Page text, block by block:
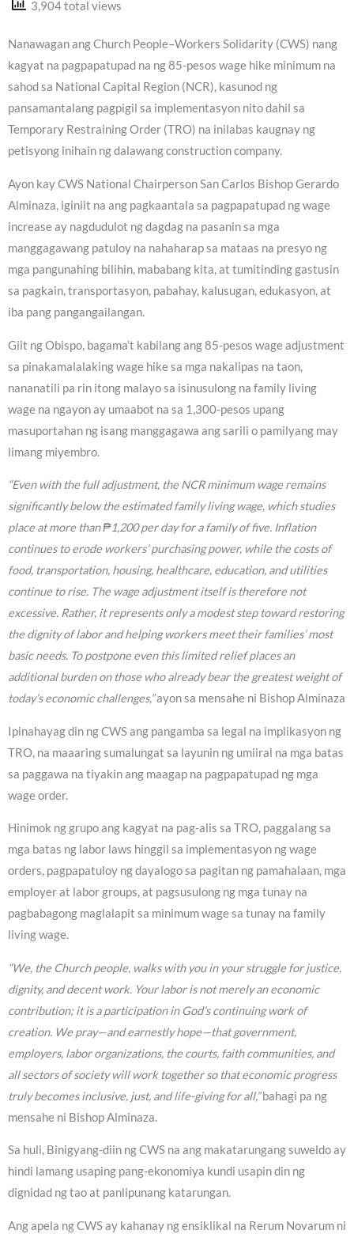
3,904 total views
Nanawagan ang Church People–Workers Solidarity (CWS) nang
kagyat na pagpapatupad na ng 85-pesos wage hike minimum na
sahod sa National Capital Region (NCR), kasunod ng
pansamantalang pagpigil sa implementasyon nito dahil sa
Temporary Restraining Order (TRO) na inilabas kaugnay ng
petisyong inihain ng dalawang construction company.
Ayon kay CWS National Chairperson San Carlos Bishop Gerardo
Alminaza, iginiit na ang pagkaantala sa pagpapatupad ng wage
increase ay nagdudulot ng dagdag na pasanin sa mga
manggagawang patuloy na nahaharap sa mataas na presyo ng
mga pangunahing bilihin, mababang kita, at tumitinding gastusin
sa pagkain, transportasyon, pabahay, kalusugan, edukasyon, at
iba pang pangangailangan.
Giit ng Obispo, bagama’t kabilang ang 85-pesos wage adjustment
sa pinakamalalaking wage hike sa mga nakalipas na taon,
nananatili pa rin itong malayo sa isinusulong na family living
wage na ngayon ay umaabot na sa 1,300-pesos upang
masuportahan ng isang manggagawa ang sarili o pamilyang may
limang miyembro.
“Even with the full adjustment, the NCR minimum wage remains
significantly below the estimated family living wage, which studies
place at more than ₱1,200 per day for a family of five. Inflation
continues to erode workers’ purchasing power, while the costs of
food, transportation, housing, healthcare, education, and utilities
continue to rise. The wage adjustment itself is therefore not
excessive. Rather, it represents only a modest step toward restoring
the dignity of labor and helping workers meet their families’ most
basic needs. To postpone even this limited relief places an
additional burden on those who already bear the greatest weight of
today’s economic challenges,”ayon sa mensahe ni Bishop Alminaza
Ipinahayag din ng CWS ang pangamba sa legal na implikasyon ng
TRO, na maaaring sumalungat sa layunin ng umiiral na mga batas
sa paggawa na tiyakin ang maagap na pagpapatupad ng mga
wage order.
Hinimok ng grupo ang kagyat na pag-alis sa TRO, paggalang sa
mga batas ng labor laws hinggil sa implementasyon ng wage
orders, pagpapatuloy ng dayalogo sa pagitan ng pamahalaan, mga
employer at labor groups, at pagsusulong ng mga tunay na
pagbabagong maglalapit sa minimum wage sa tunay na family
living wage.
“We, the Church people, walks with you in your struggle for justice,
dignity, and decent work. Your labor is not merely an economic
contribution; it is a participation in God’s continuing work of
creation. We pray—and earnestly hope—that government,
employers, labor organizations, the courts, faith communities, and
all sectors of society will work together so that economic progress
truly becomes inclusive, just, and life-giving for all,”bahagi pa ng
mensahe ni Bishop Alminaza.
Sa huli, Binigyang-diin ng CWS na ang makatarungang suweldo ay
hindi lamang usaping pang-ekonomiya kundi usapin din ng
dignidad ng tao at panlipunang katarungan.
Ang apela ng CWS ay kahanay ng ensiklikal na Rerum Novarum ni